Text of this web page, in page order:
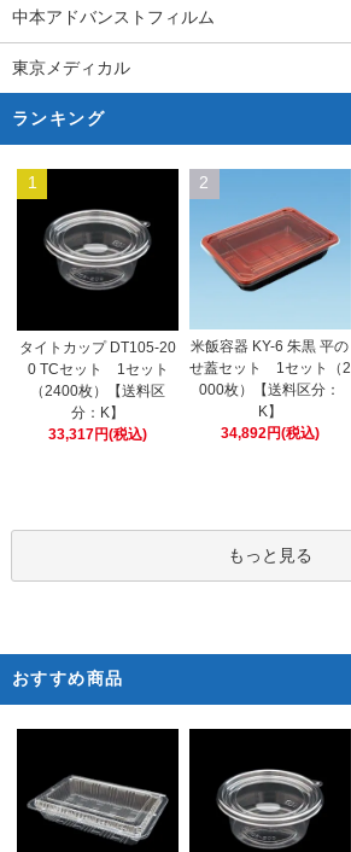
中本アドバンストフィルム
東京メディカル
ランキング
1
タイトカップ DT105-20
0 TCセット 1セット
（2400枚）【送料区
分：K】
33,317円(税込)
2
米飯容器 KY-6 朱黒 平の
せ蓋セット 1セット（2
000枚）【送料区分：
K】
34,892円(税込)
もっと見る
おすすめ商品